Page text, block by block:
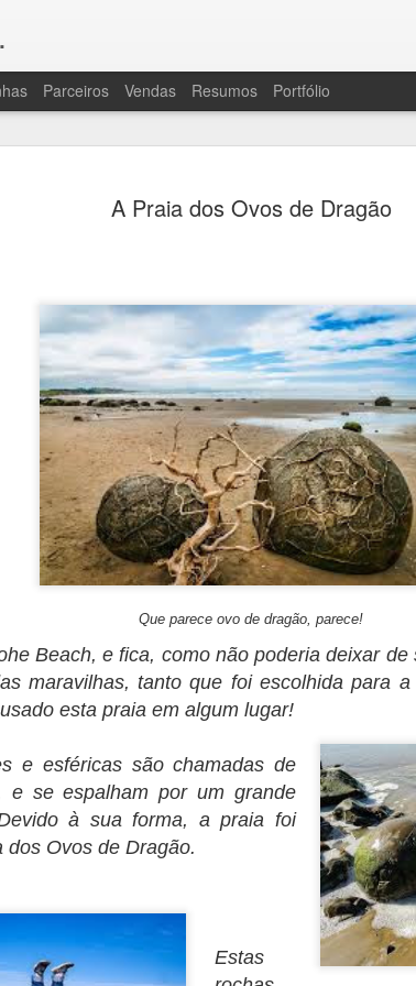
A Praia dos Ovos de Dragão
Que parece ovo de dragão, parece!
Beach, e fica, como não poderia deixar
maravilhas, tanto que foi escolhida para
esta praia em algum lugar!
e esféricas são chamadas de
e se espalham por um grande
à sua forma, a praia foi
dos Ovos de Dragão.
Estas
Parceiros Vendas Resumos Portfólio
20
A "ressaca pós-livro" foi
fala, assim como muita
são uma coisa horrível por um
de enredo e personagens que
difíceis de evitar.
À ressaca, juntaram-se algumas
começando por outro gripão
uma praga de crise de ciático
pouco, ainda. Sem cérebro
escrever nada decente.